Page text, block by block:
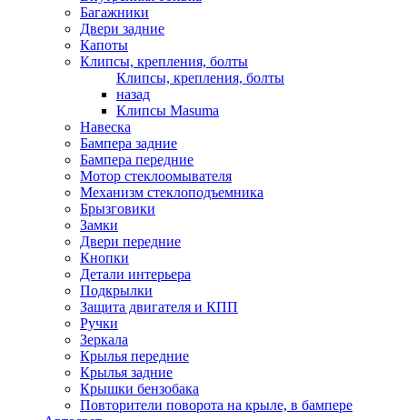
Багажники
Двери задние
Капоты
Клипсы, крепления, болты
Клипсы, крепления, болты
назад
Клипсы Masuma
Навеска
Бампера задние
Бампера передние
Мотор стеклоомывателя
Механизм стеклоподъемника
Брызговики
Замки
Двери передние
Кнопки
Детали интерьера
Подкрылки
Защита двигателя и КПП
Ручки
Зеркала
Крылья передние
Крылья задние
Крышки бензобака
Повторители поворота на крыле, в бампере